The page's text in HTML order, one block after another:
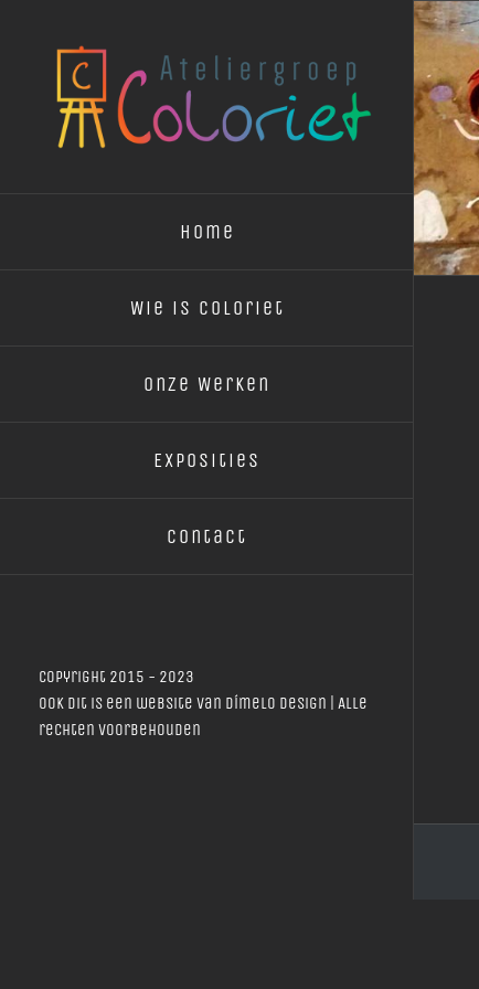
Home
Wie is Coloriet
Onze Werken
Exposities
Contact
Copyright 2015 - 2023
Ook dit is een website van Dímelo Design | Alle
rechten voorbehouden